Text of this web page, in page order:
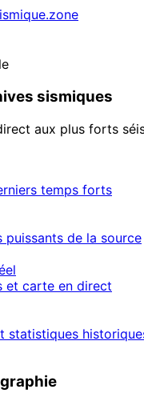
sismiques
aux plus forts
temps forts
puissants de la source
et carte en direct
statistiques